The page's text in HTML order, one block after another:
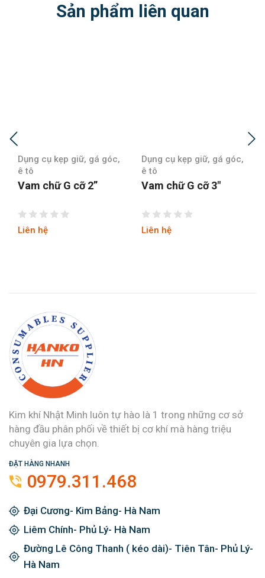
Sản phẩm liên quan
Dụng cụ kẹp giữ, gá góc,
ê tô
Vam chữ G cỡ 2”
Liên hệ
Dụng cụ kẹp giữ, gá góc,
ê tô
Vam chữ G cỡ 3″
Liên hệ
Kim khí Nhật Minh luôn tự hào là 1 trong những cơ sở
hàng đầu phân phối về thiết bị cơ khí mà hàng triệu
chuyên gia lựa chọn.
ĐẶT HÀNG NHANH
0979.311.468
Đại Cương- Kim Bảng- Hà Nam
Liêm Chính- Phủ Lý- Hà Nam
Đường Lê Công Thanh ( kéo dài)- Tiên Tân- Phủ Lý-
Hà Nam